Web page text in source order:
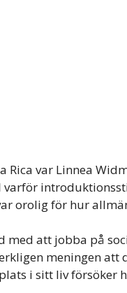
Rica var Linnea
orolig för hur
med att jobba på
meningen att
i sitt liv försöker